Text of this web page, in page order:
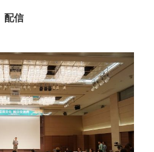
配信